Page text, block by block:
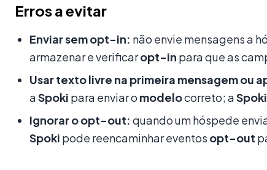
Erros a evitar
Enviar sem opt-in: não envie mensagens a
armazenar e verificaropt-in para que as
Usar texto livre na primeira mensagem ou
aSpoki para enviar o modelocorreto; aSpoki
Ignorar o opt-out: quando um hóspede
Spoki pode reencaminhar eventos opt-out